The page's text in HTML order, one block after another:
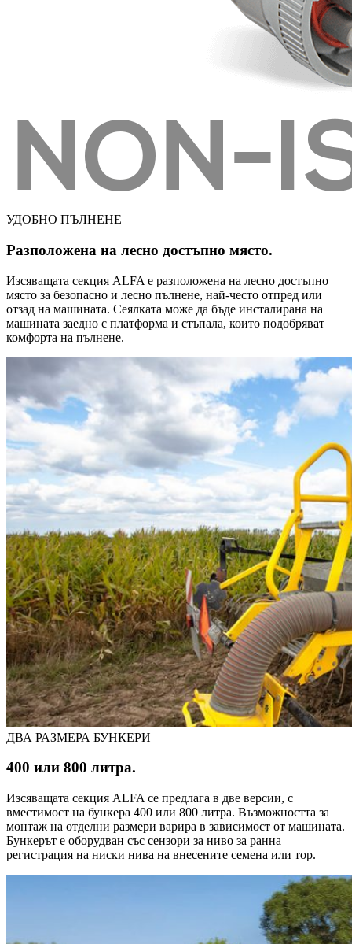
УДОБНО ПЪЛНЕНЕ
Разположена на лесно достъпно място.
Изсяващата секция ALFA е разположена на лесно достъпно
място за безопасно и лесно пълнене, най-често отпред или
отзад на машината. Сеялката може да бъде инсталирана на
машината заедно с платформа и стъпала, които подобряват
комфорта на пълнене.
ДВА РАЗМЕРА БУНКЕРИ
400 или 800 литра.
Изсяващата секция ALFA се предлага в две версии, с
вместимост на бункера 400 или 800 литра. Възможността за
монтаж на отделни размери варира в зависимост от машината.
Бункерът е оборудван със сензори за ниво за ранна
регистрация на ниски нива на внесените семена или тор.